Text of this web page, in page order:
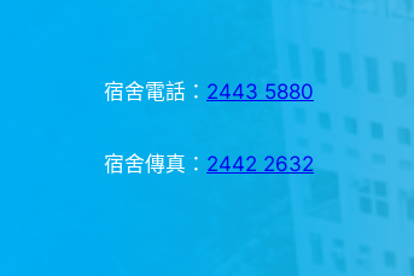
宿舍電話： 2443 5880
宿舍傳真： 2442 2632